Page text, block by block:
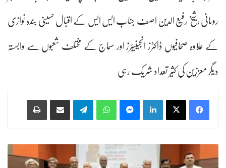
رومانی ،شیخ رفیع الدین اصف جناب ایس ایس کے اقبال حسینی بندہ نوازی
کے علاوہ صحافیوں ڈاکٹرز انجینیئرز اور سماج کے مختلف شعبوں سے وابستہ
دیگر معززین کی کثیر تعداد شریک رہی
LinkedIn
WhatsApp
Telegram
ن
س